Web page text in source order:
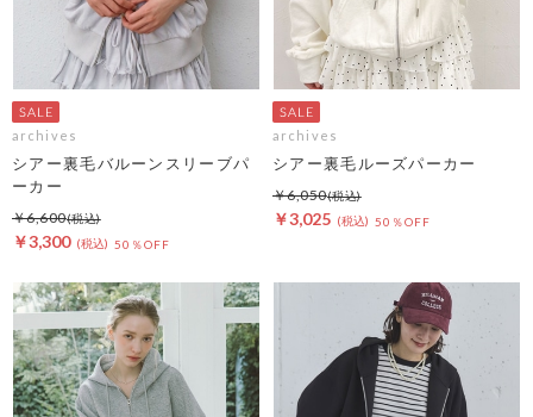
archives
シアー裏毛バルーンスリーブパ
ーカー
￥3,300 50％OFF
￥6,600
archives
シアー裏毛ルーズパーカー
￥3,025 50％OFF
￥6,050